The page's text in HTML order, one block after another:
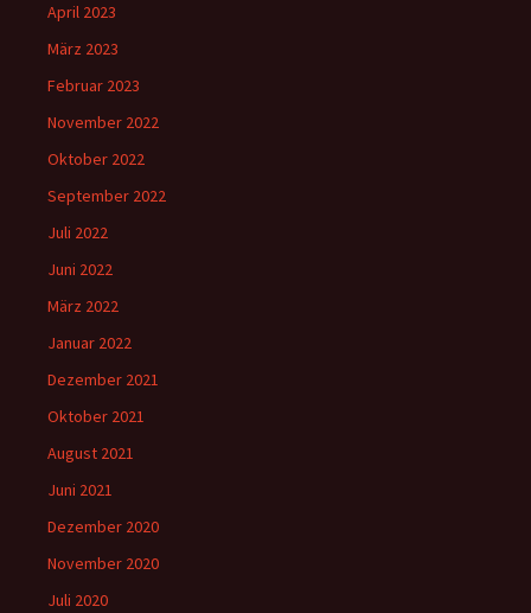
April 2023
März 2023
Februar 2023
November 2022
Oktober 2022
September 2022
Juli 2022
Juni 2022
März 2022
Januar 2022
Dezember 2021
Oktober 2021
August 2021
Juni 2021
Dezember 2020
November 2020
Juli 2020